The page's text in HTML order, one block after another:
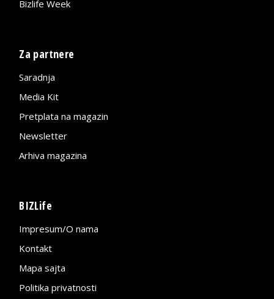
Bizlife Week
Za partnere
Saradnja
Media Kit
Pretplata na magazin
Newsletter
Arhiva magazina
BIZLife
Impresum/O nama
Kontakt
Mapa sajta
Politika privatnosti